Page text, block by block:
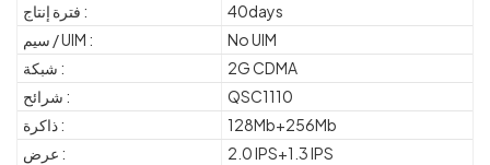
فترة إنتاج :
40days
سيم / UIM :
No UIM
شبكة :
2G CDMA
شرائح :
QSC1110
ذاكرة :
128Mb+256Mb
عرض :
2.0 IPS+1.3 IPS